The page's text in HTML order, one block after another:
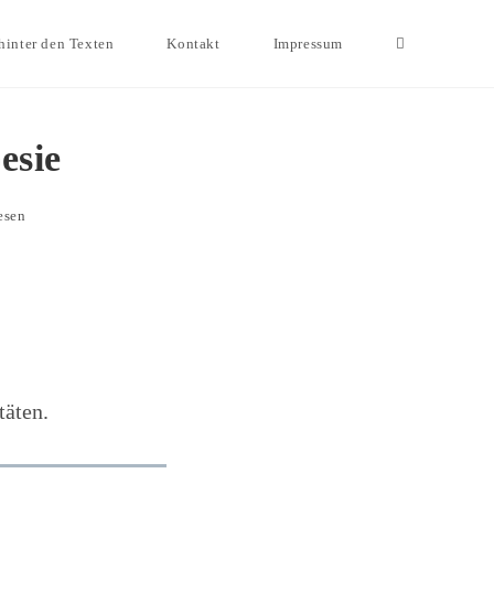
den Texten Kontakt Impressum Website-